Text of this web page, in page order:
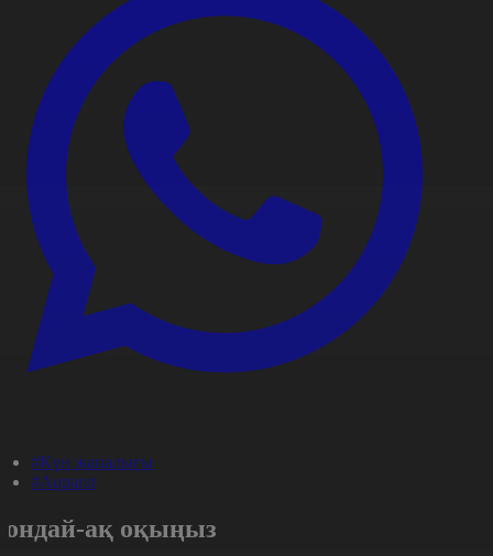
#Күн жаңалығы
#Aqparat
ақ оқыңыз